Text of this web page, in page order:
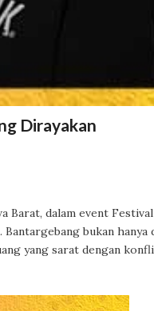
Dirayakan
Barat, dalam event
bukan
yang sarat dengan